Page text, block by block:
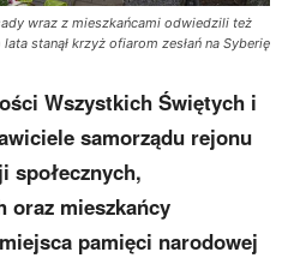
wraz z mieszkańcami odwiedzili też
stanął krzyż ofiarom zesłań na Syberię
Wszystkich Świętych i
samorządu rejonu
społecznych,
oraz mieszkańcy
pamięci narodowej